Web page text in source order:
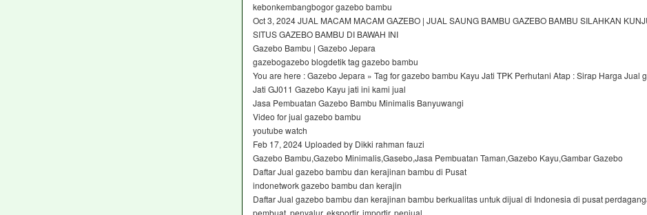
kebonkembangbogor gazebo bambu
Oct 3, 2024 JUAL MACAM MACAM GAZEBO | JUAL SAUNG BAMBU GAZEBO BAMBU SILAHKAN
SITUS GAZEBO BAMBU DI BAWAH INI
Gazebo Bambu | Gazebo Jepara
gazebogazebo blogdetik tag gazebo bambu
You are here : Gazebo Jepara » Tag for gazebo bambu Kayu Jati TPK Perhutani Atap : Sirap Harga Jual
Jati GJ011 Gazebo Kayu jati ini kami jual
Jasa Pembuatan Gazebo Bambu Minimalis Banyuwangi
Video for jual gazebo bambu
youtube watch
Feb 17, 2024 Uploaded by Dikki rahman fauzi
Gazebo Bambu,Gazebo Minimalis,Gasebo,Jasa Pembuatan Taman,Gazebo Kayu,Gambar Gazebo
Daftar Jual gazebo bambu dan kerajinan bambu di Pusat
indonetwork gazebo bambu dan kerajin
Daftar Jual gazebo bambu dan kerajinan bambu berkualitas untuk dijual di Indonesia di pusat
pembuat, penyalur, eksportir, importir, penjual,